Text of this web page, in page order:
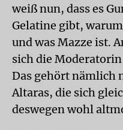
weiß nun, dass es
Gelatine gibt,
und was Mazze ist.
sich die
Das gehört nämlich
Altaras, die sich
deswegen wohl